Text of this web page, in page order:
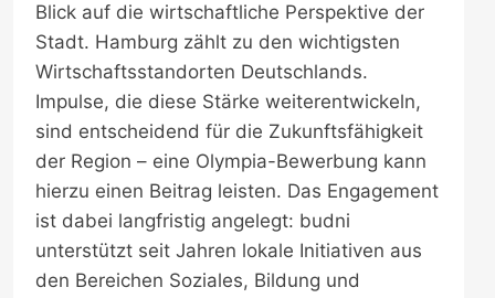
Blick auf die wirtschaftliche Perspektive der
Stadt. Hamburg zählt zu den wichtigsten
Wirtschaftsstandorten Deutschlands.
Impulse, die diese Stärke weiterentwickeln,
sind entscheidend für die Zukunftsfähigkeit
der Region – eine Olympia-Bewerbung kann
hierzu einen Beitrag leisten. Das Engagement
ist dabei langfristig angelegt: budni
unterstützt seit Jahren lokale Initiativen aus
den Bereichen Soziales, Bildung und